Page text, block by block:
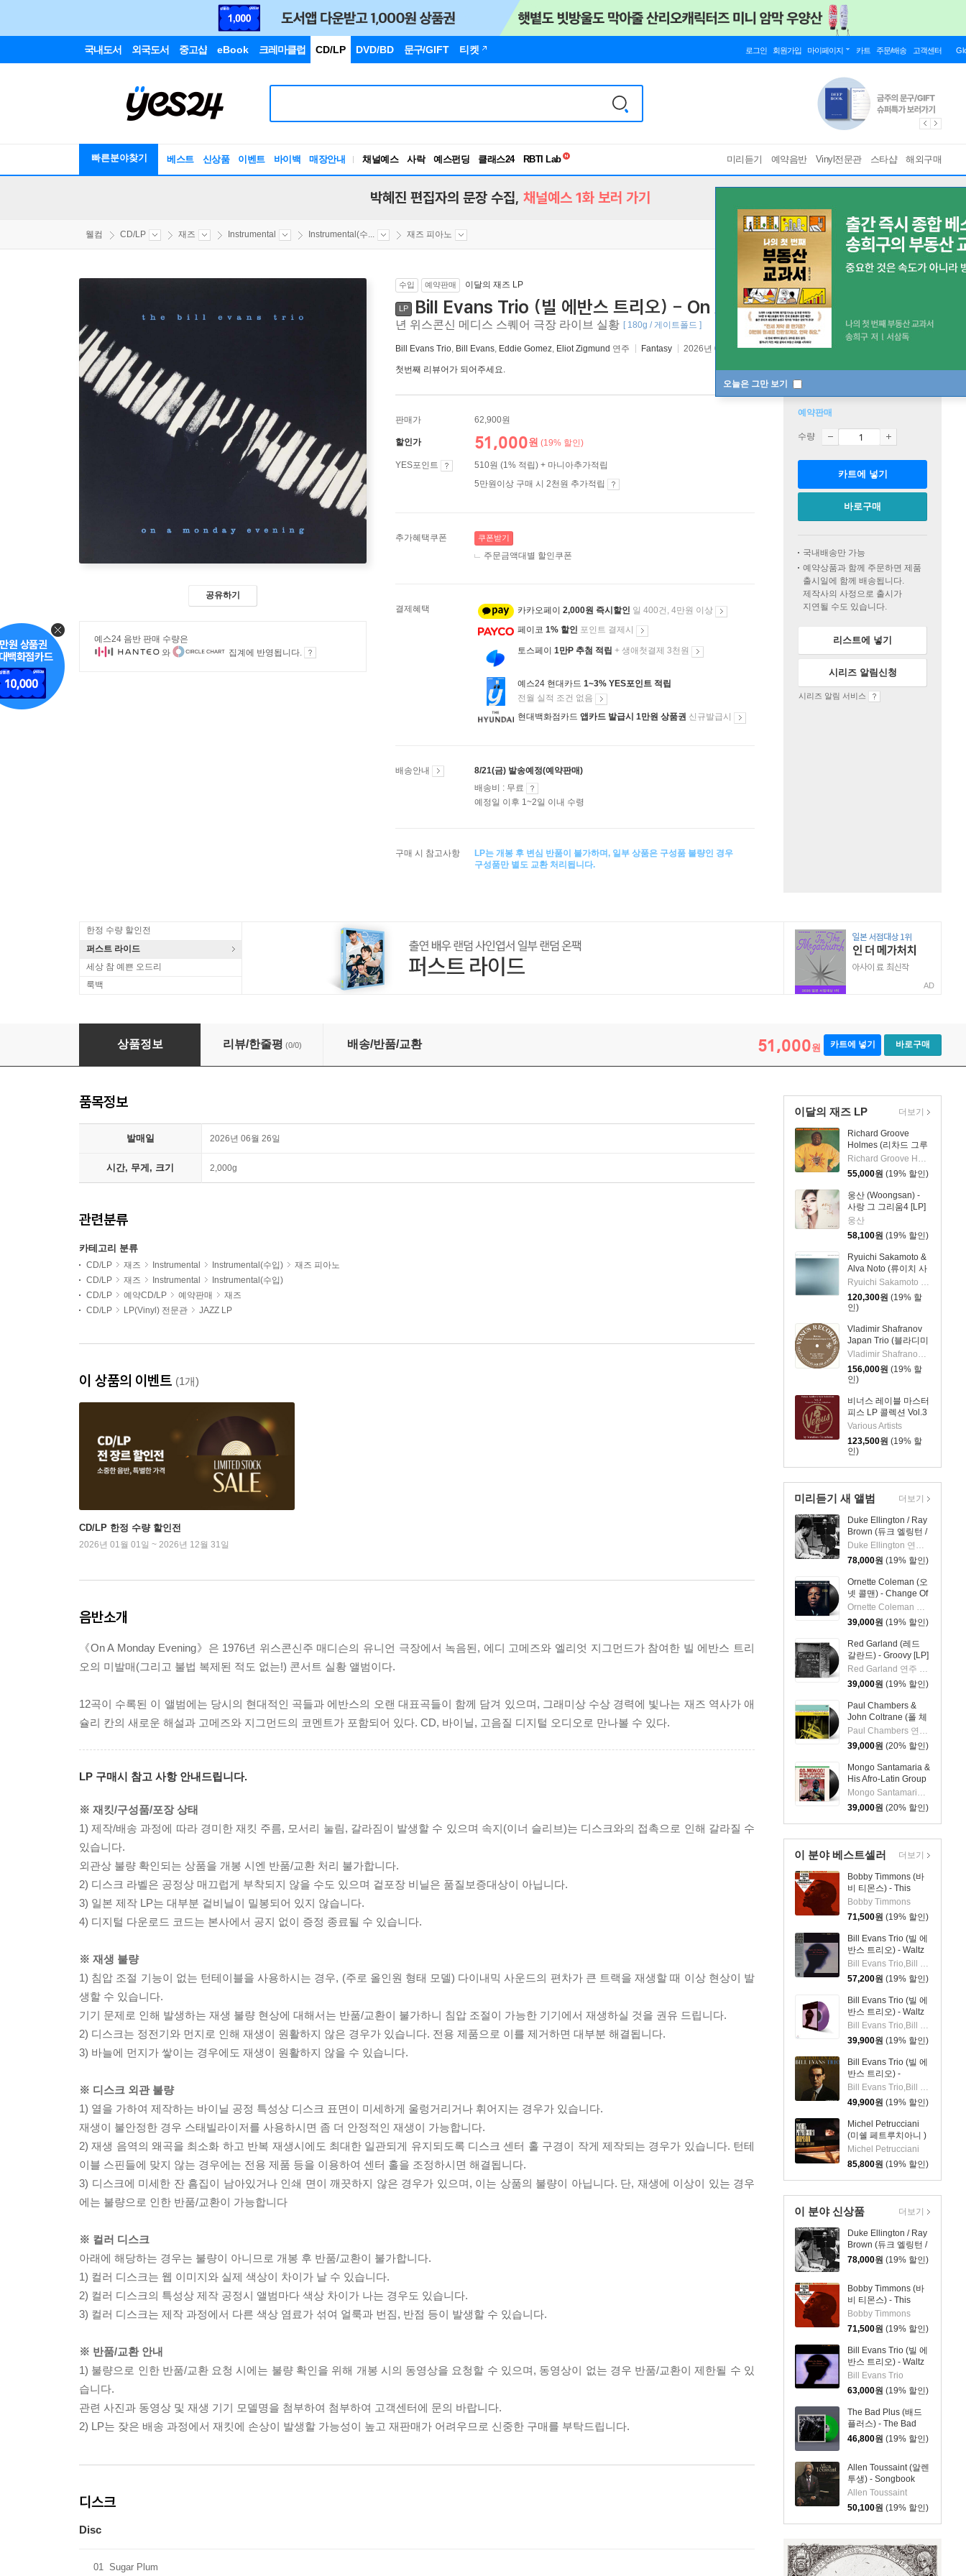
국내도서 외국도서 중고샵 eBook 크레마클럽 CD/LP DVD/BD 문구/GIFT 티켓 로그인 회원가입 마이페이지 카트 주문/배송 고객센터
빠른분야찾기 베스트 신상품 이벤트 바이백 매장안내 채널예스 사락 예스펀딩 클래스24
RBTI Lab
독서유형검사
미리듣기 예약음반 Vinyl전문관 스타샵 해외구매
오늘은 그만 보기
박혜진 편집자의 문장 수집, 채널예스 1화 보러 가기
웰컴 CD/LP 재즈 Instrumental Instrumental(수... 재즈 피아노
공유하기
예스24 음반 판매 수량은
와
집계에 반영됩니다.
수입 예약판매 이달의 재즈 LP
LP Bill Evans Trio (빌 에반스 트리오) - On A Monday Evening [LP]
년 위스콘신 메디스 스퀘어 극장 라이브 실황 [ 180g / 게이트폴드 ]
Bill Evans Trio, Bill Evans, Eddie Gomez, Eliot Zigmund 연주 Fantasy 2026년 06월 26일
첫번째 리뷰어가 되어주세요.
판매가 62,900원
할인가 51,000원 (19% 할인)
YES포인트
510원 (1% 적립) + 마니아추가적립
5만원이상 구매 시 2천원 추가적립
추가혜택쿠폰 쿠폰받기
주문금액대별 할인쿠폰
결제혜택 카카오페이 2,000원 즉시할인 일 400건, 4만원 이상
페이코 1% 할인 포인트 결제시
토스페이 1만P 추첨 적립 + 생애첫결제 3천원
예스24 현대카드 1~3% YES포인트 적립
전월 실적 조건 없음
현대백화점카드 앱카드 발급시 1만원 상품권 신규발급시
배송안내
8/21(금) 발송예정(예약판매)
배송비 : 무료
예정일 이후 1~2일 이내 수령
구매 시 참고사항
LP는 개봉 후 변심 반품이 불가하며, 일부 상품은 구성품 불량인 경우
구성품만 별도 교환 처리됩니다.
예약판매
수량
카트에 넣기
바로구매
국내배송만 가능
예약상품과 함께 주문하면 제품
출시일에 함께 배송됩니다.
제작사의 사정으로 출시가
지연될 수도 있습니다.
리스트에 넣기
시리즈 알림신청
시리즈 알림 서비스
한정 수량 할인전
퍼스트 라이드
세상 참 예쁜 오드리
룩백
AD
Bill Evans Trio (빌 에반스 트리오) - On A Monday Evening [LP]
상품정보 리뷰/한줄평 (0/0) 배송/반품/교환 51,000원 카트에 넣기 바로구매
이달의 재즈 LP
Richard Groove
Holmes (리차드 그루
브 홈스) - Six Million
Dollar Man [LP]
Richard Groove Holmes
55,000원 (19% 할인)
웅산 (Woongsan) -
사랑 그 그리움4 [LP]
웅산
58,100원 (19% 할인)
Ryuichi Sakamoto &
Alva Noto (류이치 사
카모토 & 알바 노토) -
12 Conversations
[2LP]
Ryuichi Sakamoto & Alva Noto
120,300원 (19% 할
인)
Vladimir Shafranov
Japan Trio (블라디미
르 샤프라노프 재팬
트리오) - Bolivia
[2LP]
Vladimir Shafranov Japan Trio
156,000원 (19% 할
인)
비너스 레이블 마스터
피스 LP 콜렉션 Vol.3
(Venus Audio Grade
Records Selection
Vol. 3 by Yasukuni
Terashima) [2LP]
Various Artists
123,500원 (19% 할
인)
더보기
미리듣기 새 앨범
Duke Ellington / Ray
Brown (듀크 엘링턴 /
레이 브라운) - This
One's For Blanton
[LP]
Duke Ellington 연주 외 1명
78,000원 (19% 할인)
Ornette Coleman (오
넷 콜맨) - Change Of
The Century [LP] Ornette Coleman 연주
39,000원 (19% 할인)
Red Garland (레드
갈란드) - Groovy [LP]
Red Garland 연주 외 2명
39,000원 (19% 할인)
Paul Chambers &
John Coltrane (폴 체
임버스 & 존 콜트레
인) - A Jazz
Delegation From the
East: Chamber's
Music [LP]
Paul Chambers 연주 외 1명
39,000원 (20% 할인)
Mongo Santamaria &
His Afro-Latin Group
(몽고 산타마리아 &
히스 아프로 라틴 그
룹) - Go Mongo!
(Feat. Chick Corea)
[LP]
Mongo Santamaria 연주
39,000원 (20% 할인)
더보기
이 분야 베스트셀러
Bobby Timmons (바
비 티몬스) - This
Here Is Bobby
Timmons [LP]
Bobby Timmons
71,500원 (19% 할인)
Bill Evans Trio (빌 에
반스 트리오) - Waltz
For Debby [LP]
Bill Evans Trio,Bill Evans,Paul Motian,Scott LaFaro
57,200원 (19% 할인)
Bill Evans Trio (빌 에
반스 트리오) - Waltz
For Debby [투명 퍼플
컬러 LP]
Bill Evans Trio,Bill Evans,Paul Motian,Scott LaFaro
39,900원 (19% 할인)
Bill Evans Trio (빌 에
반스 트리오) -
Portrait In Jazz [LP] Bill Evans Trio,Bill Evans,Paul Motian,Scott LaFaro,Orrin Keepnews
49,900원 (19% 할인)
Michel Petrucciani
(미쉘 페트루치아니 )
- Kuumbwa [2LP]
Michel Petrucciani
85,800원 (19% 할인)
더보기
이 분야 신상품
Duke Ellington / Ray
Brown (듀크 엘링턴 /
레이 브라운) - This
78,000원 (19% 할인)
Bobby Timmons (바
비 티몬스) - This
Here Is Bobby
Timmons [LP]
Bobby Timmons
71,500원 (19% 할인)
Bill Evans Trio (빌 에
반스 트리오) - Waltz
For Debby [SHM-CD]
Bill Evans Trio
63,000원 (19% 할인)
The Bad Plus (배드
플러스) - The Bad
Plus [그린 컬러 LP]
46,800원 (19% 할인)
Allen Toussaint (알렌
투생) - Songbook
[2LP]
Allen Toussaint
50,100원 (19% 할인)
더보기
품목정보
발매일 2026년 06월 26일
시간, 무게, 크기 2,000g
관련분류
카테고리 분류
CD/LP 재즈 Instrumental Instrumental(수입)
재즈 피아노
CD/LP
재즈 Instrumental
Instrumental(수입)
CD/LP
예약CD/LP 예약판매
재즈
CD/LP
LP(Vinyl) 전문관 JAZZ LP
이 상품의 이벤트 (1개)
CD/LP 한정 수량 할인전
2026년 01월 01일 ~ 2026년 12월 31일
음반소개
《On A Monday Evening》은 1976년 위스콘신주 매디슨의 유니언 극장에서 녹음된, 에디 고메즈와 엘리엇 지그먼드가 참여한 빌 에반스 트리
오의 미발매(그리고 불법 복제된 적도 없는!) 콘서트 실황 앨범이다.
12곡이 수록된 이 앨범에는 당시의 현대적인 곡들과 에반스의 오랜 대표곡들이 함께 담겨 있으며, 그래미상 수상 경력에 빛나는 재즈 역사가 애
슐리 칸의 새로운 해설과 고메즈와 지그먼드의 코멘트가 포함되어 있다. CD, 바이닐, 고음질 디지털 오디오로 만나볼 수 있다.
LP 구매시 참고 사항 안내드립니다.
※ 재킷/구성품/포장 상태
1) 제작/배송 과정에 따라 경미한 재킷 주름, 모서리 눌림, 갈라짐이 발생할 수 있으며 속지(이너 슬리브)는 디스크와의 접촉으로 인해 갈라질 수
있습니다.
외관상 불량 확인되는 상품을 개봉 시엔 반품/교환 처리 불가합니다.
2) 디스크 라벨은 공정상 매끄럽게 부착되지 않을 수도 있으며 겉포장 비닐은 품질보증대상이 아닙니다.
3) 일본 제작 LP는 대부분 겉비닐이 밀봉되어 있지 않습니다.
4) 디지털 다운로드 코드는 본사에서 공지 없이 증정 종료될 수 있습니다.
※ 재생 불량
1) 침압 조절 기능이 없는 턴테이블을 사용하시는 경우, (주로 올인원 형태 모델) 다이내믹 사운드의 편차가 큰 트랙을 재생할 때 이상 현상이 발
생할 수 있습니다.
기기 문제로 인해 발생하는 재생 불량 현상에 대해서는 반품/교환이 불가하니 침압 조절이 가능한 기기에서 재생하실 것을 권유 드립니다.
2) 디스크는 정전기와 먼지로 인해 재생이 원활하지 않은 경우가 있습니다. 전용 제품으로 이를 제거하면 대부분 해결됩니다.
3) 바늘에 먼지가 쌓이는 경우에도 재생이 원활하지 않을 수 있습니다.
※ 디스크 외관 불량
1) 열을 가하여 제작하는 바이닐 공정 특성상 디스크 표면이 미세하게 울렁거리거나 휘어지는 경우가 있습니다.
재생이 불안정한 경우 스태빌라이저를 사용하시면 좀 더 안정적인 재생이 가능합니다.
2) 재생 음역의 왜곡을 최소화 하고 반복 재생시에도 최대한 일관되게 유지되도록 디스크 센터 홀 구경이 작게 제작되는 경우가 있습니다. 턴테
이블 스핀들에 맞지 않는 경우에는 전용 제품 등을 이용하여 센터 홀을 조정하시면 해결됩니다.
3) 디스크에 미세한 잔 흠집이 남아있거나 인쇄 면이 깨끗하지 않은 경우가 있으며, 이는 상품의 불량이 아닙니다. 단, 재생에 이상이 있는 경우
에는 불량으로 인한 반품/교환이 가능합니다
※ 컬러 디스크
아래에 해당하는 경우는 불량이 아니므로 개봉 후 반품/교환이 불가합니다.
1) 컬러 디스크는 웹 이미지와 실제 색상이 차이가 날 수 있습니다.
2) 컬러 디스크의 특성상 제작 공정시 앨범마다 색상 차이가 나는 경우도 있습니다.
3) 컬러 디스크는 제작 과정에서 다른 색상 염료가 섞여 얼룩과 번짐, 반점 등이 발생할 수 있습니다.
※ 반품/교환 안내
1) 불량으로 인한 반품/교환 요청 시에는 불량 확인을 위해 개봉 시의 동영상을 요청할 수 있으며, 동영상이 없는 경우 반품/교환이 제한될 수 있
습니다.
관련 사진과 동영상 및 재생 기기 모델명을 첨부하여 첨부하여 고객센터에 문의 바랍니다.
2) LP는 잦은 배송 과정에서 재킷에 손상이 발생할 가능성이 높고 재판매가 어려우므로 신중한 구매를 부탁드립니다.
디스크
Disc
01 Sugar Plum